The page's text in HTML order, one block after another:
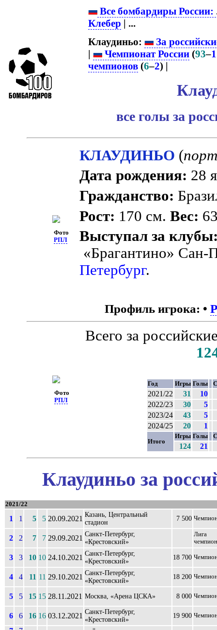
Все бомбардиры России:
Клебер | ...
Клаудиньо:
За
|
Чемпионат России (93–
чемпионов (6–2) |
все голы за
Фото
РПЛ
КЛАУДИНЬО (
Дата рождения: 28
Гражданство:
Рост: 170 см.Вес:
Выступал за
«Брагантино» Сан-
Петербург.
Профиль игрока: •
Фото
РПЛ
Всего за
Год Игры Голы
2021/22 31
10
2022/23
30
5
2023/24
43
5
2024/25
20 1
Итого
Игры Голы
124 21
Клаудиньо за
2021/22
1 1 5 5 20.09.2021 Казань, Центральный
стадион
7 500
2 2 7 7 29.09.2021 Санкт-Петербург,
«Крестовский»
Лига
3 3 10 10 24.10.2021 Санкт-Петербург,
«Крестовский»
18 700
4 4 11 11 29.10.2021 Санкт-Петербург,
«Крестовский»
18 200
5 5 15 15 28.11.2021 Москва, «Арена ЦСКА» 8 000
6 6 16 16 03.12.2021 Санкт-Петербург,
«Крестовский»
19 900